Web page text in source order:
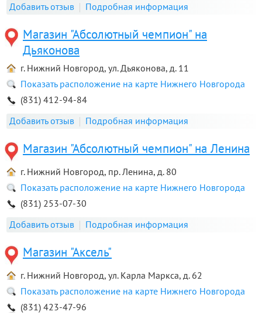
Добавить отзыв
Подробная информация
Магазин "Абсолютный чемпион" на
Дьяконова
г. Нижний Новгород, ул. Дьяконова, д. 11
Показать расположение на карте Нижнего Новгорода
(831) 412-94-84
Добавить отзыв
Подробная информация
Магазин "Абсолютный чемпион" на Ленина
г. Нижний Новгород, пр. Ленина, д. 80
Показать расположение на карте Нижнего Новгорода
(831) 253-07-30
Добавить отзыв
Подробная информация
Магазин "Аксель"
г. Нижний Новгород, ул. Карла Маркса, д. 62
Показать расположение на карте Нижнего Новгорода
(831) 423-47-96